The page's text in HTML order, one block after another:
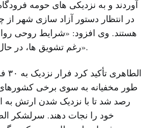
آوردند و به نزدیکی های حومه
در انتظار دستور آزاد سازی شهر از
هستند. وی افزود: «شرایط روحی
رغم تشویق ها، در حال فروپاشی است».
طور مخفیانه به سوی برخی
رصد شد تا با نزدیک شدن ارتش به
خود را نجات دهند. سرلشکر